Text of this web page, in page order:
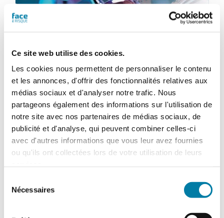
Ce site web utilise des cookies.
Les cookies nous permettent de personnaliser le contenu
et les annonces, d'offrir des fonctionnalités relatives aux
médias sociaux et d'analyser notre trafic. Nous
partageons également des informations sur l'utilisation de
notre site avec nos partenaires de médias sociaux, de
publicité et d'analyse, qui peuvent combiner celles-ci
avec d'autres informations que vous leur avez fournies
ou qu'ils ont collectées lors de votre utilisation de leurs
Nécessaires
Face au Risque
Magazine numérique n° 602 –
Juillet-août 2024